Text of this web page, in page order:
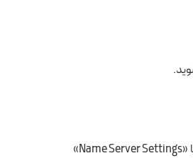
«DNS Management» یا «Name Server Settings»